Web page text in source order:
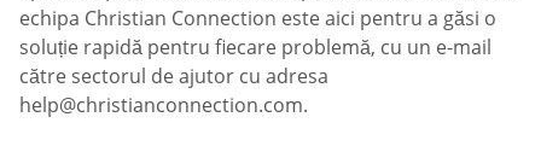
echipa Christian Connection este aici pentru a găsi o
soluție rapidă pentru fiecare problemă, cu un e-mail
către sectorul de ajutor cu adresa
help@christianconnection.com.